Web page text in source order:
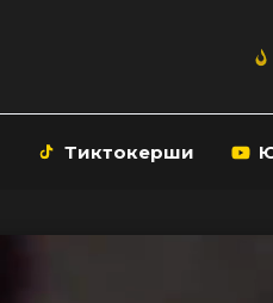
Тиктокерши